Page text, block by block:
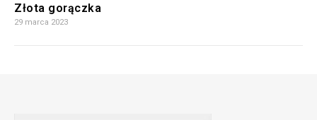
Złota gorączka
29 marca 2023